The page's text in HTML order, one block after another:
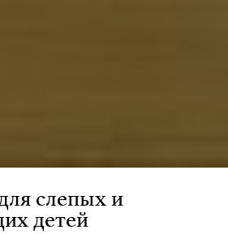
слепых и
детей